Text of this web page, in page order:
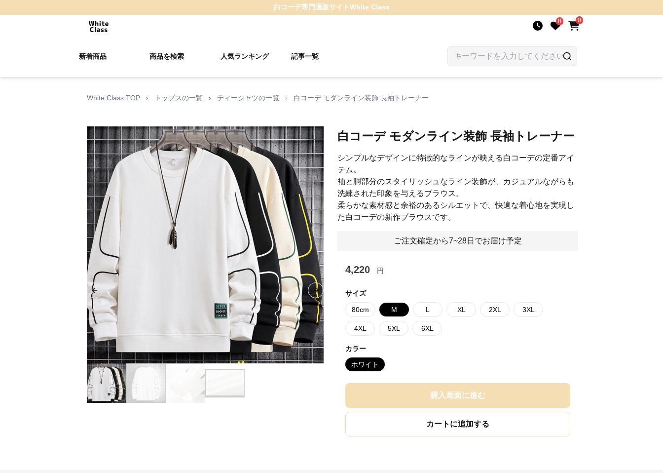
白コーデ専門通販サイトWhite Class
0 0
新着商品 商品を検索 人気ランキング 記事一覧
White Class TOP › トップスの一覧 › ティーシャツの一覧 › 白コーデ モダンライン装飾 長袖トレーナー
Previous slide Next slide
白コーデ モダンライン装飾 長袖トレーナー
シンプルなデザインに特徴的なラインが映える白コーデの定番アイ
テム。
袖と胴部分のスタイリッシュなライン装飾が、カジュアルながらも
洗練された印象を与えるブラウス。
柔らかな素材感と余裕のあるシルエットで、快適な着心地を実現し
た白コーデの新作ブラウスです。
ご注文確定から7~28日でお届け予定
4,220 円
サイズ
80cm M L XL 2XL 3XL
4XL 5XL 6XL
カラー
ホワイト
購入画面に進む
カートに追加する